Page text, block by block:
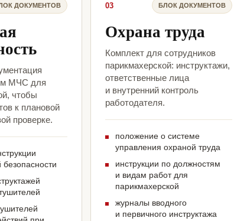
ДОКУМЕНТОВ
МЧС для
чтобы
к плановой
проверке.
03 БЛОК ДОКУМЕНТОВ
Охрана труда
Комплект для сотрудников
парикмахерской: инструктажи,
ответственные лица
и внутренний контроль
работодателя.
положение о системе
управления охраной труда
инструкции по должностям
и видам работ для
парикмахерской
журналы вводного
и первичного инструктажа